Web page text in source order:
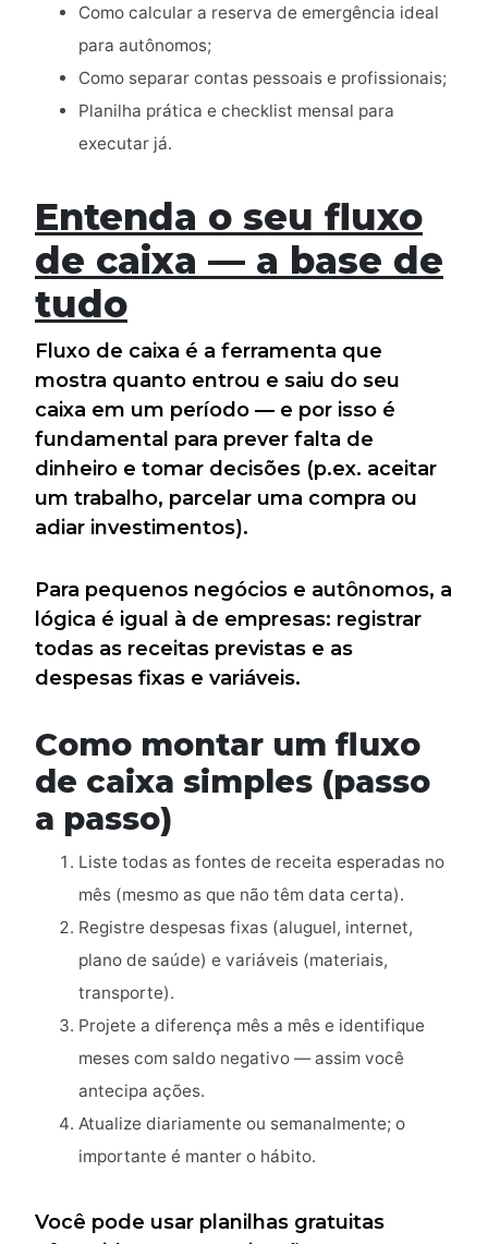
Como calcular a reserva de emergência ideal
para autônomos;
Como separar contas pessoais e profissionais;
Planilha prática e checklist mensal para
executar já.
Entenda o seu fluxo
de caixa — a base de
tudo
Fluxo de caixa é a ferramenta que
mostra quanto entrou e saiu do seu
caixa em um período — e por isso é
fundamental para prever falta de
dinheiro e tomar decisões (p.ex. aceitar
um trabalho, parcelar uma compra ou
adiar investimentos).
Para pequenos negócios e autônomos, a
lógica é igual à de empresas: registrar
todas as receitas previstas e as
despesas fixas e variáveis.
Como montar um fluxo
de caixa simples (passo
a passo)
Liste todas as fontes de receita esperadas no
mês (mesmo as que não têm data certa).
Registre despesas fixas (aluguel, internet,
plano de saúde) e variáveis (materiais,
transporte).
Projete a diferença mês a mês e identifique
meses com saldo negativo — assim você
antecipa ações.
Atualize diariamente ou semanalmente; o
importante é manter o hábito.
Você pode usar planilhas gratuitas